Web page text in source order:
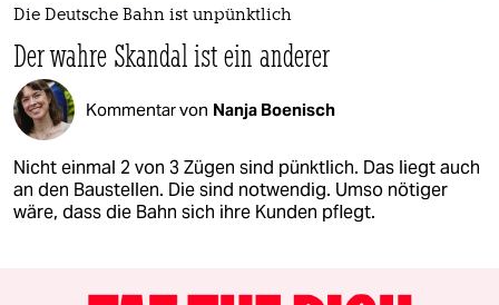
Die Deutsche Bahn ist unpünktlich
Der wahre Skandal ist ein anderer
Kommentar von Nanja Boenisch
Nicht einmal 2 von 3 Zügen sind pünktlich. Das liegt auch
an den Baustellen. Die sind notwendig. Umso nötiger
wäre, dass die Bahn sich ihre Kunden pflegt.